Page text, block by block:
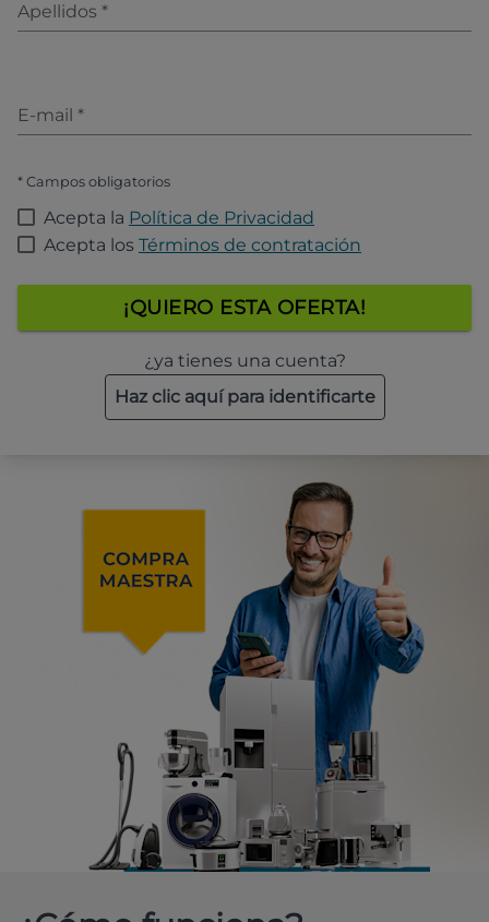
Apellidos *
E-mail *
* Campos obligatorios
Acepta la Política de Privacidad
Acepta los Términos de contratación
¡QUIERO ESTA OFERTA!
¿ya tienes una cuenta?
Haz clic aquí para identificarte